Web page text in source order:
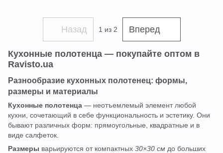
Назад 1 из 2 Вперед
Кухонные полотенца — покупайте оптом в
Ravisto.ua
Разнообразие кухонных полотенец: формы,
размеры и материалы
Кухонные полотенца — неотъемлемый элемент любой
кухни, сочетающий в себе функциональность и эстетику. Они
бывают различных форм: прямоугольные, квадратные и в
виде салфеток.
Размеры варьируются от компактных 30×30 см до больших